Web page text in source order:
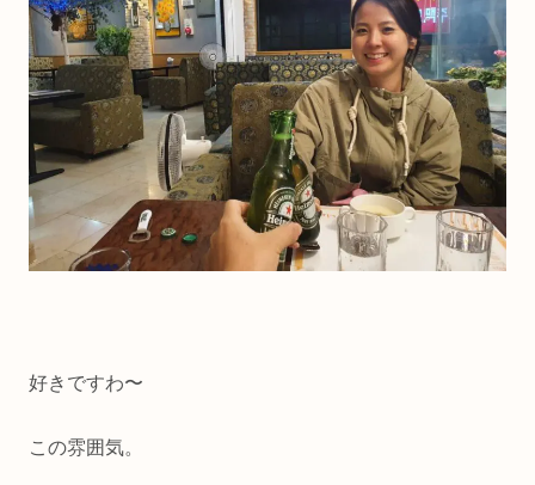
好きですわ〜
この雰囲気。